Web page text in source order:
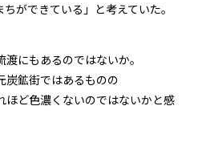
ができている」と考えていた。
にもあるのではないか。
炭鉱街ではあるものの
ほど色濃くないのではないかと感